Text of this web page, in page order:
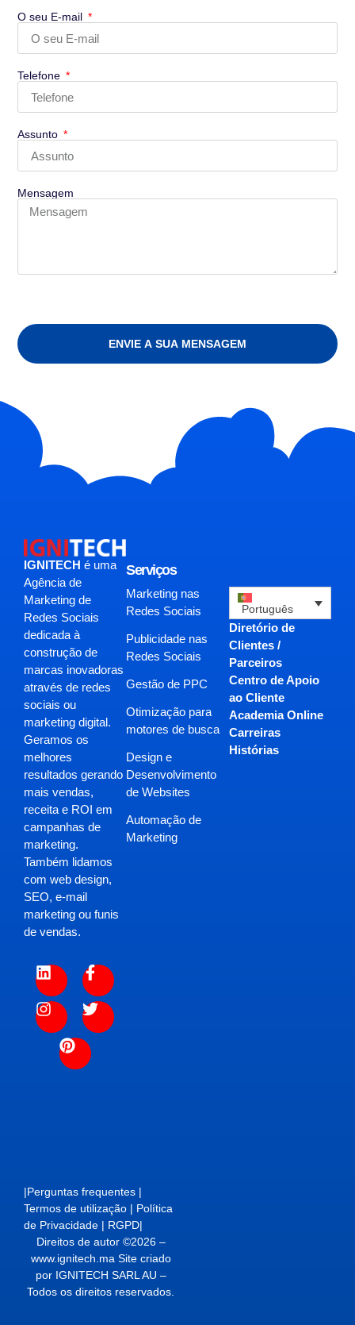
O seu E-mail
Telefone
Assunto
Mensagem
ENVIE A SUA MENSAGEM
IGNITECH é uma
Agência de
Marketing de
Redes Sociais
dedicada à
construção de
marcas inovadoras
através de redes
sociais ou
marketing digital.
Geramos os
melhores
resultados gerando
mais vendas,
receita e ROI em
campanhas de
marketing.
Também lidamos
com web design,
SEO, e-mail
marketing ou funis
de vendas.
Serviços
Marketing nas
Redes Sociais
Publicidade nas
Redes Sociais
Gestão de PPC
Otimização para
motores de busca
Design e
Desenvolvimento
de Websites
Automação de
Marketing
Português
Diretório de
Clientes /
Parceiros
Centro de Apoio
ao Cliente
Academia Online
Carreiras
Histórias
|Perguntas frequentes |
Termos de utilização | Política
de Privacidade | RGPD|
Direitos de autor ©2026 –
www.ignitech.ma Site criado
por IGNITECH SARL AU –
Todos os direitos reservados.